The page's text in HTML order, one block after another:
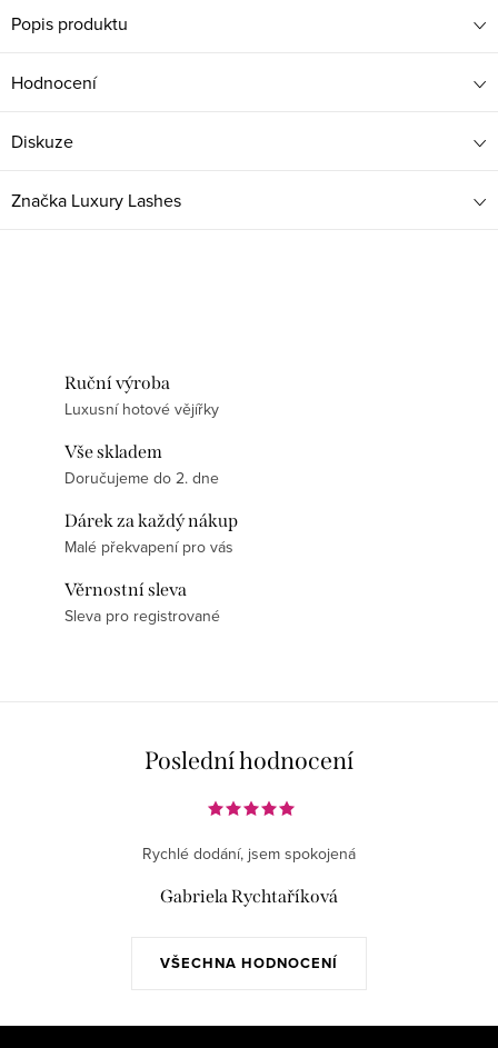
Popis produktu
Hodnocení
Diskuze
Značka Luxury Lashes
Ruční výroba
Luxusní hotové vějířky
Vše skladem
Doručujeme do 2. dne
Dárek za každý nákup
Malé překvapení pro vás
Věrnostní sleva
Sleva pro registrované
Poslední hodnocení
VŠECHNA HODNOCENÍ
Rychlé dodání, jsem spokojená
Gabriela Rychtaříková